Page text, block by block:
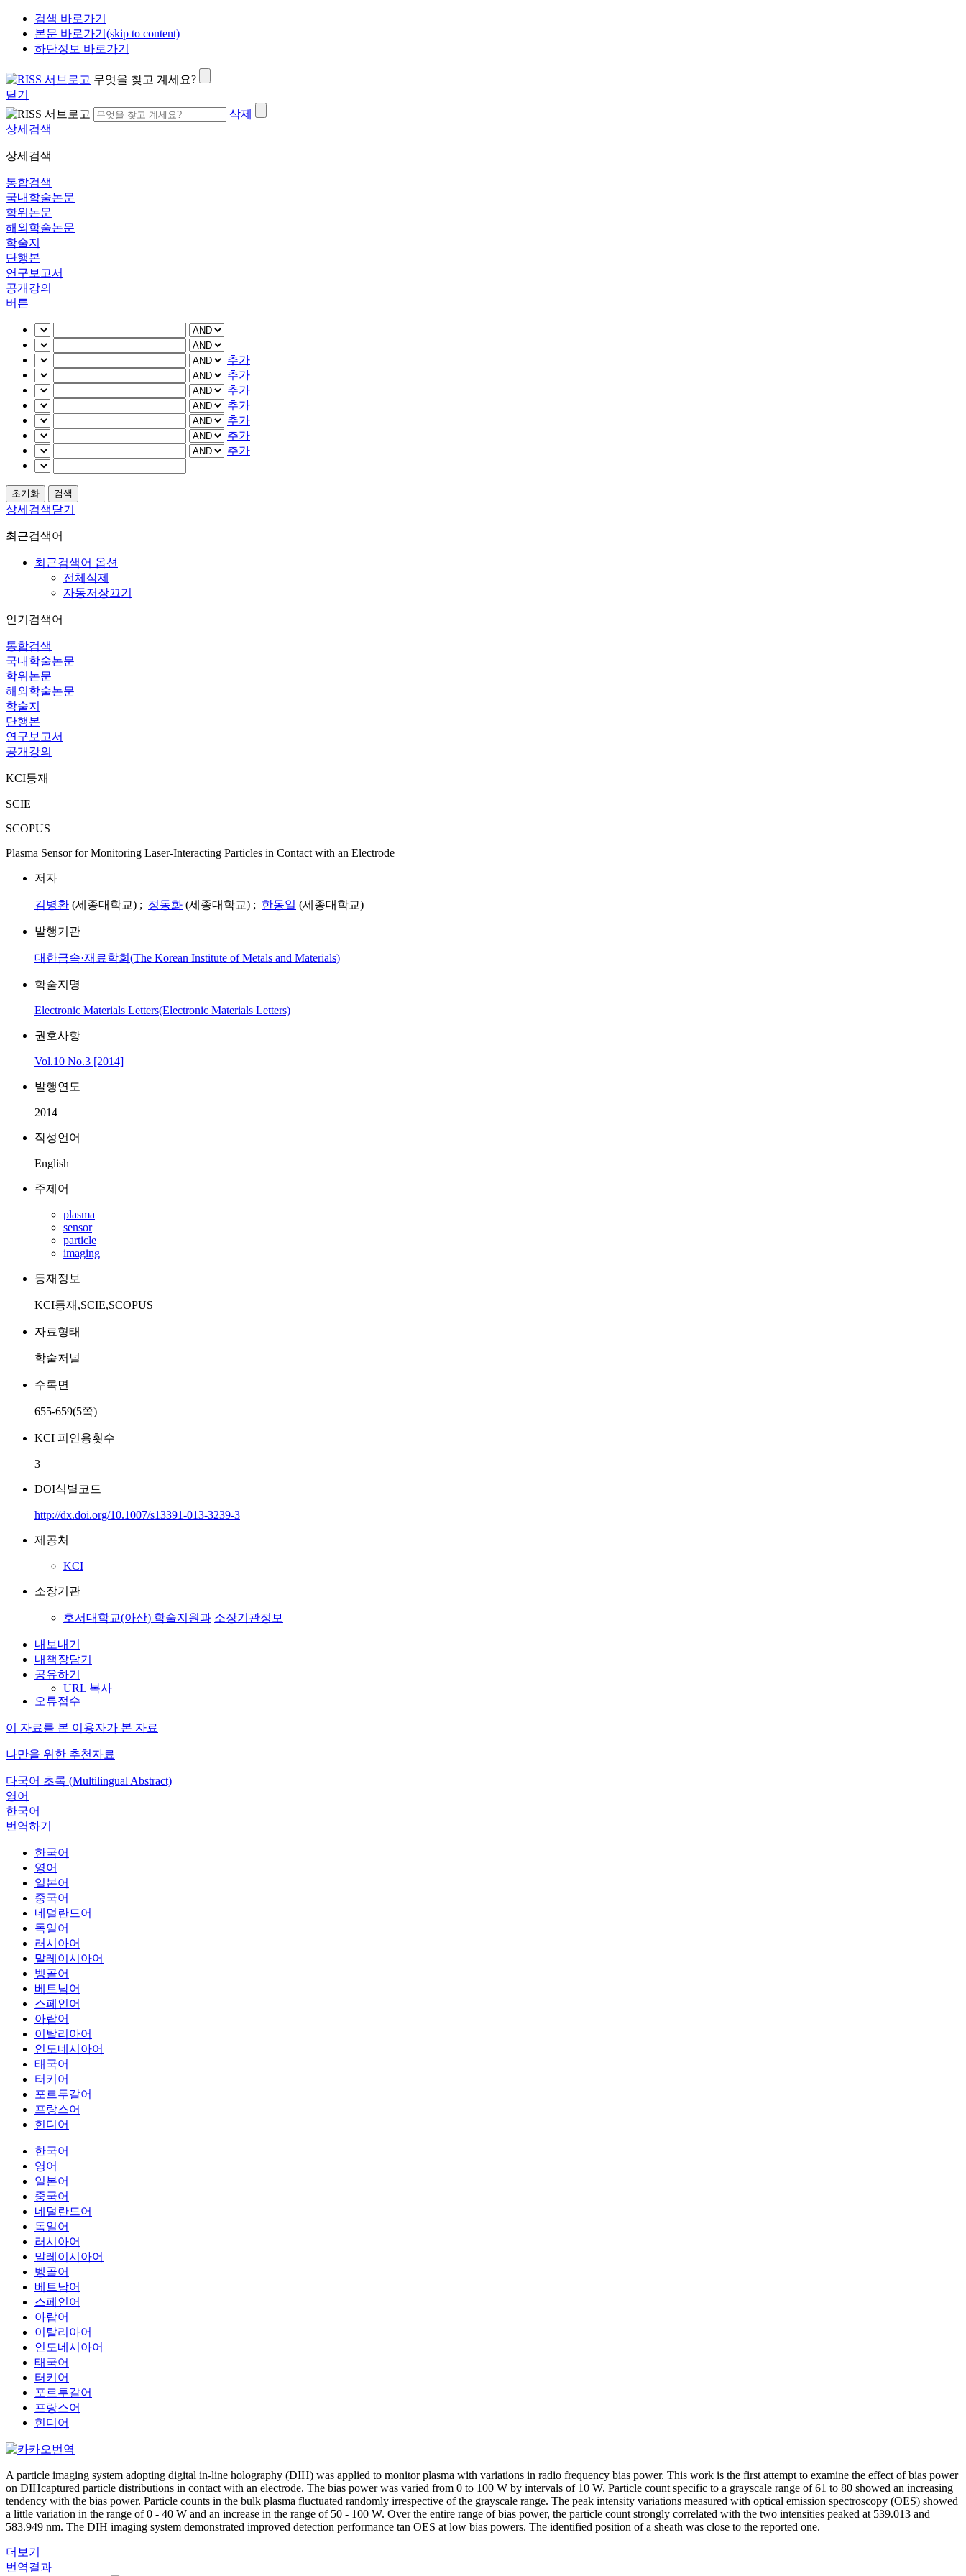
검색 바로가기
본문 바로가기(skip to content)
하단정보 바로가기
무엇을 찾고 계세요?
닫기
삭제
상세검색
상세검색
통합검색
국내학술논문
학위논문
해외학술논문
학술지
단행본
연구보고서
공개강의
버튼
추가
추가
추가
추가
추가
추가
추가
상세검색닫기
최근검색어
최근검색어 옵션
전체삭제
자동저장끄기
인기검색어
통합검색
국내학술논문
학위논문
해외학술논문
학술지
단행본
연구보고서
공개강의
KCI등재
SCIE
SCOPUS
Plasma Sensor for Monitoring Laser-Interacting Particles in Contact with an Electrode
저자
김병환 (세종대학교) ; 정동화 (세종대학교) ; 한동일 (세종대학교)
발행기관
대한금속·재료학회(The Korean Institute of Metals and Materials)
학술지명
Electronic Materials Letters(Electronic Materials Letters)
권호사항
Vol.10 No.3 [2014]
발행연도
2014
작성언어
English
주제어
plasma
sensor
particle
imaging
등재정보
KCI등재,SCIE,SCOPUS
자료형태
학술저널
수록면
655-659(5쪽)
KCI 피인용횟수
3
DOI식별코드
http://dx.doi.org/10.1007/s13391-013-3239-3
제공처
KCI
소장기관
호서대학교(아산) 학술지원과 소장기관정보
내보내기
내책장담기
공유하기
URL 복사
오류접수
이 자료를 본 이용자가 본 자료
나만을 위한 추천자료
다국어 초록 (Multilingual Abstract)
영어
한국어
번역하기
한국어
영어
일본어
중국어
네덜란드어
독일어
러시아어
말레이시아어
벵골어
베트남어
스페인어
아랍어
이탈리아어
인도네시아어
태국어
터키어
포르투갈어
프랑스어
힌디어
한국어
영어
일본어
중국어
네덜란드어
독일어
러시아어
말레이시아어
벵골어
베트남어
스페인어
아랍어
이탈리아어
인도네시아어
태국어
터키어
포르투갈어
프랑스어
힌디어
A particle imaging system adopting digital in-line holography (DIH) was applied to monitor plasma with variations in radio frequency bias power. This work is the first attempt to examine the effect of bias power
on DIHcaptured particle distributions in contact with an electrode. The bias power was varied from 0 to 100 W by intervals of 10 W. Particle count specific to a grayscale range of 61 to 80 showed an increasing
tendency with the bias power. Particle counts in the bulk plasma fluctuated randomly irrespective of the grayscale range. The peak intensity variations measured with optical emission spectroscopy (OES) showed
a little variation in the range of 0 - 40 W and an increase in the range of 50 - 100 W. Over the entire range of bias power, the particle count strongly correlated with the two intensities peaked at 539.013 and
583.949 nm. The DIH imaging system demonstrated improved detection performance tan OES at low bias powers. The identified position of a sheath was close to the reported one.
더보기
번역결과